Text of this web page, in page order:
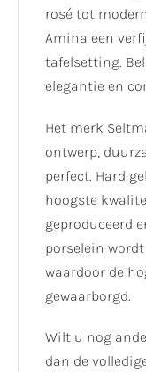
rosé tot
Amina een
tafelsetting.
elegantie en
Het merk
ontwerp,
perfect. Hard
hoogste
geproduceerd
porselein
waardoor de
gewaarborgd.
Wilt u nog
dan de